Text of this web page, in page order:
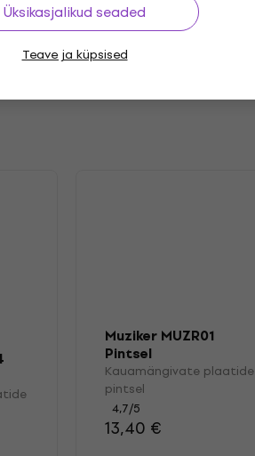
Üksikasjalikud seaded
Teave ja küpsised
Label
Muziker MUZR01
Pintsel
Kauamängivate plaatide
pintsel
4,7/5
13,40 €